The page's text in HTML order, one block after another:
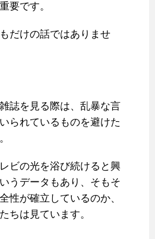
要です。
だけの話ではありませ
誌を見る際は、乱暴な言
られているものを避けた
ビの光を浴び続けると興
うデータもあり、そもそ
性が確立しているのか、
ちは見ています。